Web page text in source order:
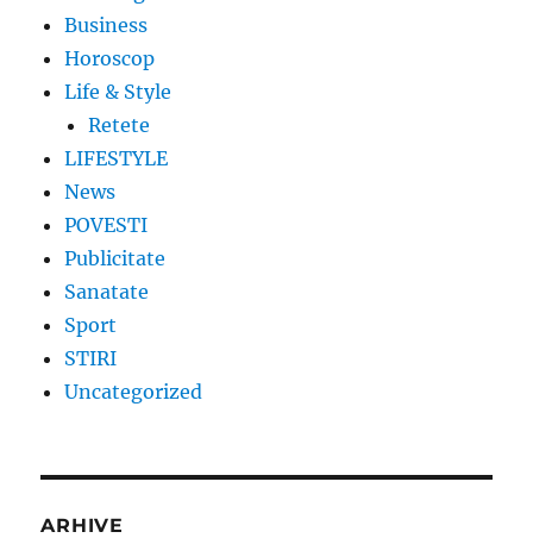
Business
Horoscop
Life & Style
Retete
LIFESTYLE
News
POVESTI
Publicitate
Sanatate
Sport
STIRI
Uncategorized
ARHIVE